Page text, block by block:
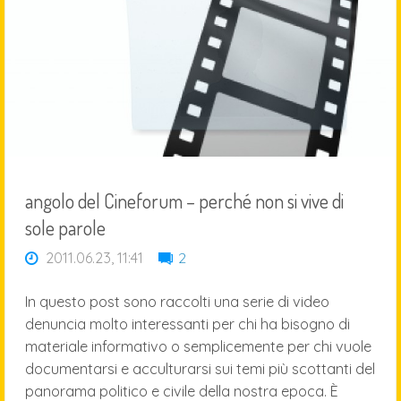
angolo del Cineforum – perché non si vive di
sole parole
2011.06.23, 11:41 2
In questo post sono raccolti una serie di video
denuncia molto interessanti per chi ha bisogno di
materiale informativo o semplicemente per chi vuole
documentarsi e acculturarsi sui temi più scottanti del
panorama politico e civile della nostra epoca. È